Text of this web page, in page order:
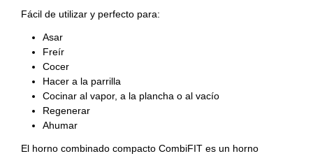
Fácil de utilizar y perfecto para:
Asar
Freír
Cocer
Hacer a la parrilla
Cocinar al vapor, a la plancha o al vacío
Regenerar
Ahumar
El horno combinado compacto CombiFIT es un horno